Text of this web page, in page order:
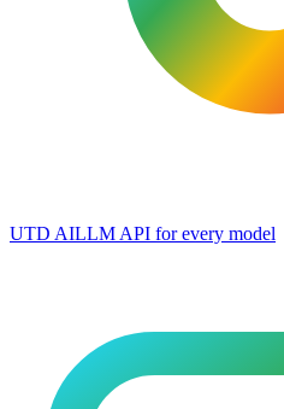
UTD AILLM API for every model